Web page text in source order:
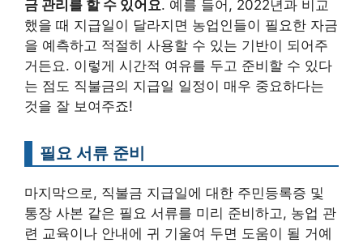
금 관리를 할 수 있어요. 예를 들어, 2022년과 비교
했을 때 지급일이 달라지면 농업인들이 필요한 자금
을 예측하고 적절히 사용할 수 있는 기반이 되어주
거든요. 이렇게 시간적 여유를 두고 준비할 수 있다
는 점도 직불금의 지급일 일정이 매우 중요하다는
것을 잘 보여주죠!
필요 서류 준비
마지막으로, 직불금 지급일에 대한 주민등록증 및
통장 사본 같은 필요 서류를 미리 준비하고, 농업 관
련 교육이나 안내에 귀 기울여 두면 도움이 될 거예